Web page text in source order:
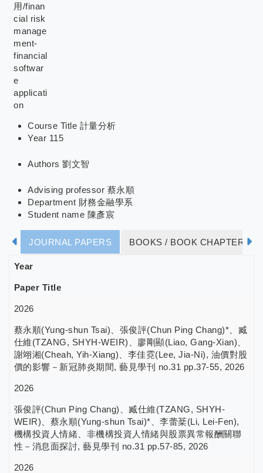
用/finan
cial risk
manage
ment-
financial
softwar
e
applicati
on
Course Title 計量分析
Year 115
Authors 劉文智
Advising professor 蔡永順
Department 財務金融學系
Student name 陳彥宸
JOURNAL PAPERS BOOKS / BOOK CHAPTERS
COLLEGE STUDENT PARTICIPATION IN RESEARCH
Year
Paper Title
2026
蔡永順(Yung-shun Tsai)、張俊評(Chun Ping Chang)*、臧
仕維(TZANG, SHYH-WEIR)、廖剛顯(Liao, Gang-Xian)、
謝翊湘(Cheah, Yih-Xiang)、李佳霓(Lee, Jia-Ni), 油價對股
價的影響－新冠肺炎期間, 藝見學刊 no.31 pp.37-55, 2026
2026
張俊評(Chun Ping Chang)、臧仕維(TZANG, SHYH-
WEIR)、蔡永順(Yung-shun Tsai)*、李蕾棻(Li, Lei-Fen),
機構投資人情緒、非機構投資人情緒與股票異常報酬關聯
性－消息面探討, 藝見學刊 no.31 pp.57-85, 2026
2026